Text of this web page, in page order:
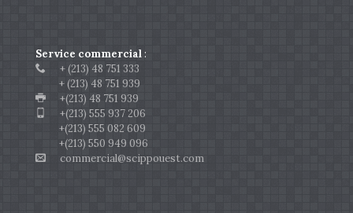
Service commercial:
+ (213) 48 751 333
+ (213) 48 751 939
+(213) 48 751 939
+(213) 555 937 206
+(213) 555 082 609
+(213) 550 949 096
commercial@scippouest.com